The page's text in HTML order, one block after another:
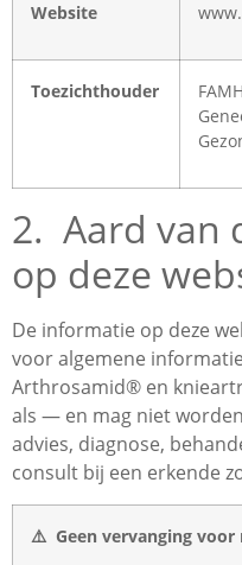
Website
Toezichthouder
2. Aard van
op deze
De informatie op deze
voor algemene
Arthrosamid® en
als — en mag niet
advies, diagnose,
consult bij een erkende
⚠️ Geen vervanging voor